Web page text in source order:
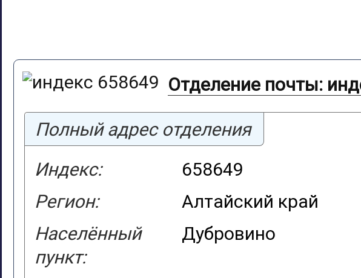
Отделение почты:
Полный адрес отделения
Индекс:
658649
Регион:
Алтайский край
Населённый
пункт:
Дубровино